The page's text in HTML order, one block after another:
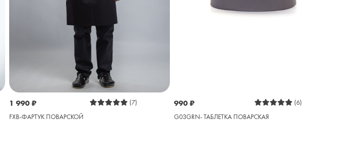
1 990 ₽
(7)
FXB-ФАРТУК ПОВАРСКОЙ
990 ₽
(6)
G03GRN- ТАБЛЕТКА ПОВАРСКАЯ